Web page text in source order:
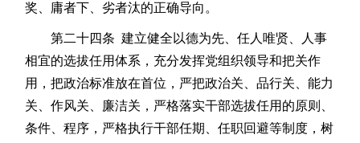
奖、庸者下、劣者汰的正确导向。
第二十四条 建立健全以德为先、任人唯贤、人事
相宜的选拔任用体系，充分发挥党组织领导和把关作
用，把政治标准放在首位，严把政治关、品行关、能力
关、作风关、廉洁关，严格落实干部选拔任用的原则、
条件、程序，严格执行干部任期、任职回避等制度，树